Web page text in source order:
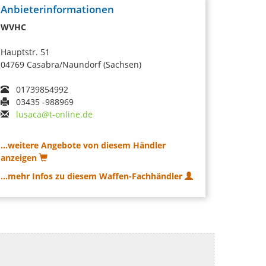
Anbieterinformationen
WVHC
Hauptstr. 51
04769 Casabra/Naundorf (Sachsen)
01739854992
03435 -988969
lusaca@t-online.de
...weitere Angebote von diesem Händler
anzeigen
...mehr Infos zu diesem Waffen-Fachhändler